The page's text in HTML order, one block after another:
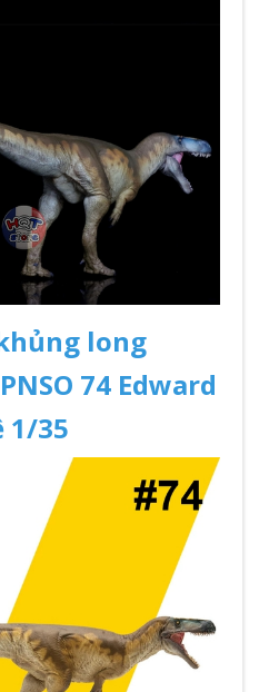
long
74 Edward
1/35